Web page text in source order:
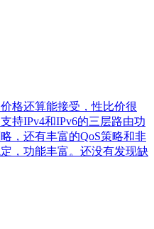
格还算能接受，性比价很
持IPv4和IPv6的三层路由功
，还有丰富的QoS策略和非
，功能丰富。还没有发现缺